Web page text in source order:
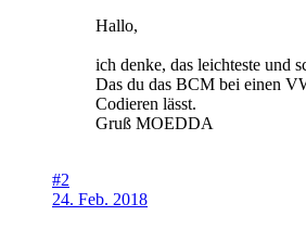
Hallo,
ich denke, das leichteste und
Das du das BCM bei einen
Codieren lässt.
Gruß MOEDDA
#2
24. Feb. 2018